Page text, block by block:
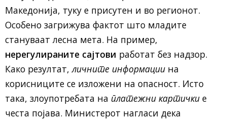
Македонија, туку е присутен и во регионот.
Особено загрижува фактот што младите
стануваат лесна мета. На пример,
нерегулираните сајтови работат без надзор.
Како резултат,личните информации на
корисниците се изложени на опасност. Исто
така, злоупотребата на платежни картички е
честа појава. Министерот нагласи дека